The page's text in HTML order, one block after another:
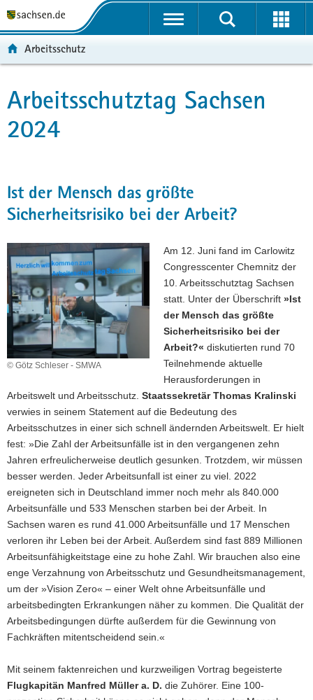
t
ü
b
e
e
i
n
d
e
N
a
v
i
a
t
i
o
n
t
n
a
v
t
i
p
n
h
a
t
-
B
e
c
h
Arbeitsschutz
Hauptinhalt
Arbeitsschutztag Sachsen
2024
Ist der Mensch das größte
Sicherheitsrisiko bei der Arbeit?
© Götz Schleser - SMWA
Am 12. Juni fand im Carlowitz
Congresscenter Chemnitz der
10. Arbeitsschutztag Sachsen
statt. Unter der Überschrift »Ist
der Mensch das größte
Sicherheitsrisiko bei der
Arbeit?« diskutierten rund 70
Teilnehmende aktuelle
Herausforderungen in
Arbeitswelt und Arbeitsschutz. Staatssekretär Thomas Kralinski
verwies in seinem Statement auf die Bedeutung des
Arbeitsschutzes in einer sich schnell ändernden Arbeitswelt. Er hielt
fest: »Die Zahl der Arbeitsunfälle ist in den vergangenen zehn
Jahren erfreulicherweise deutlich gesunken. Trotzdem, wir müssen
besser werden. Jeder Arbeitsunfall ist einer zu viel. 2022
ereigneten sich in Deutschland immer noch mehr als 840.000
Arbeitsunfälle und 533 Menschen starben bei der Arbeit. In
Sachsen waren es rund 41.000 Arbeitsunfälle und 17 Menschen
verloren ihr Leben bei der Arbeit. Außerdem sind fast 889 Millionen
Arbeitsunfähigkeitstage eine zu hohe Zahl. Wir brauchen also eine
enge Verzahnung von Arbeitsschutz und Gesundheitsmanagement,
um der »Vision Zero« – einer Welt ohne Arbeitsunfälle und
arbeitsbedingten Erkrankungen näher zu kommen. Die Qualität der
Arbeitsbedingungen dürfte außerdem für die Gewinnung von
Fachkräften mitentscheidend sein.«
Mit seinem faktenreichen und kurzweiligen Vortrag begeisterte
Flugkapitän Manfred Müller a. D. die Zuhörer. Eine 100-